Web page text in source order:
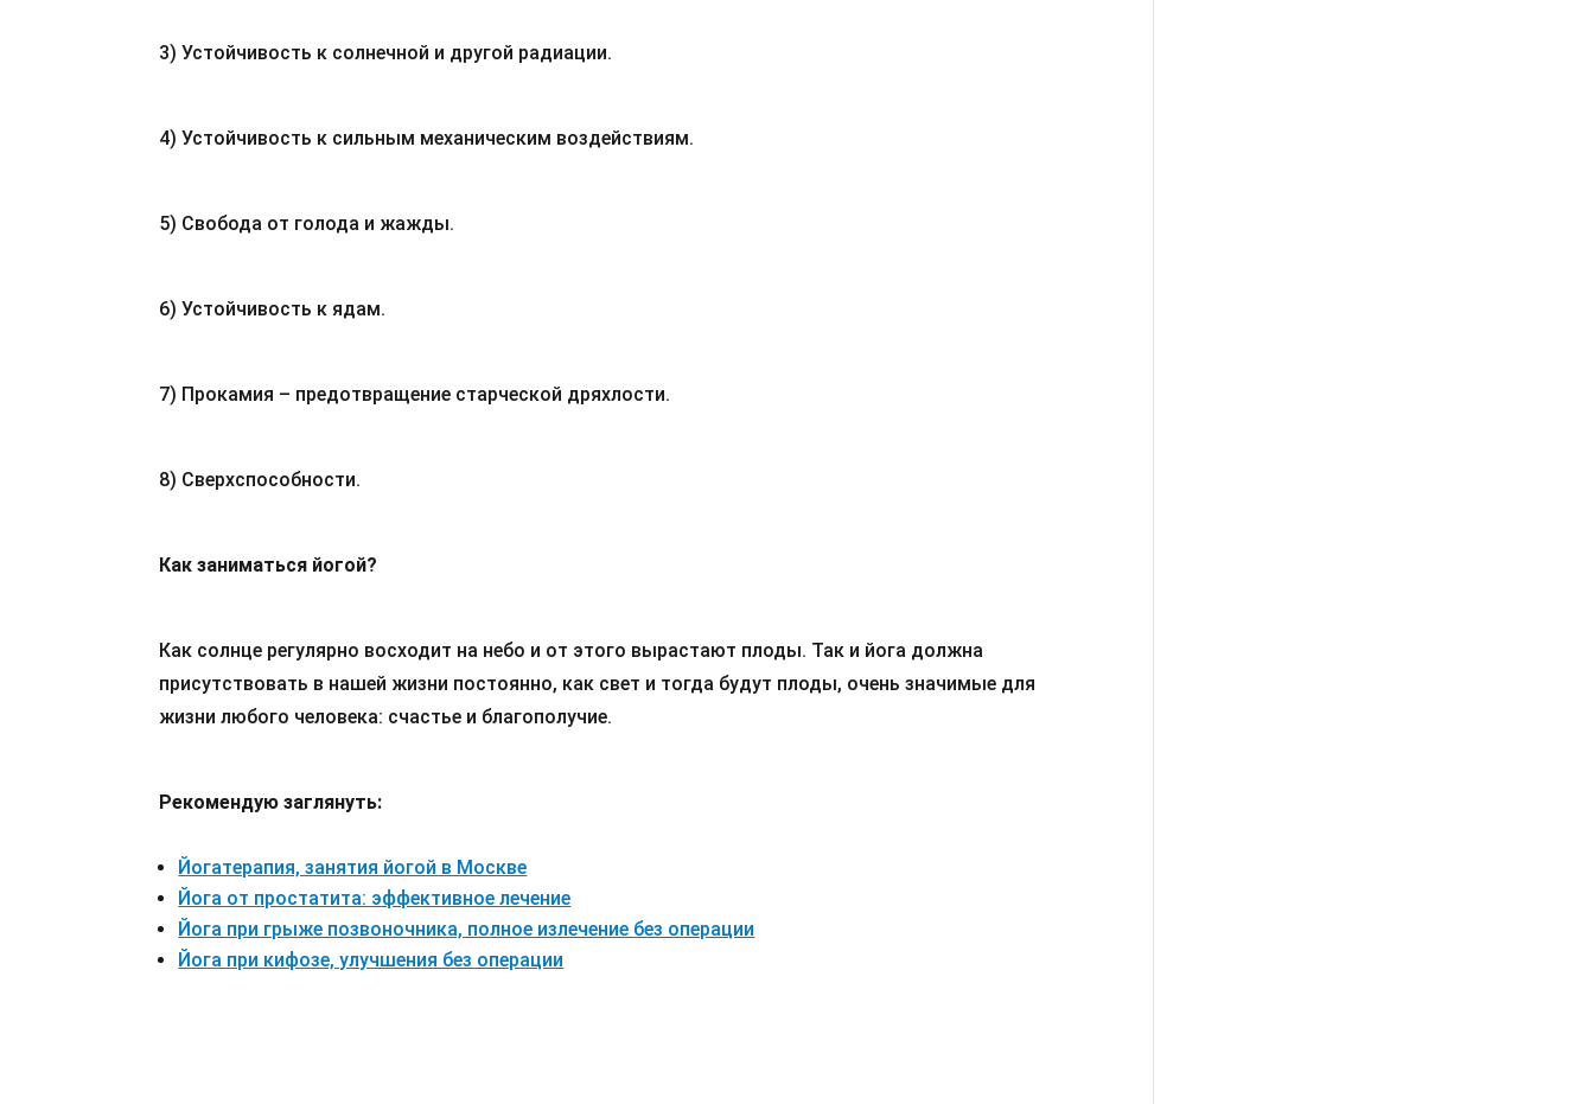
3) Устойчивость к солнечной и другой радиации.
4) Устойчивость к сильным механическим воздействиям.
5) Свобода от голода и жажды.
6) Устойчивость к ядам.
7) Прокамия – предотвращение старческой дряхлости.
8) Сверхспособности.
Как заниматься йогой?
Как солнце регулярно восходит на небо и от этого вырастают плоды. Так и йога должна
присутствовать в нашей жизни постоянно, как свет и тогда будут плоды, очень значимые для
жизни любого человека: счастье и благополучие.
Рекомендую заглянуть:
Йогатерапия, занятия йогой в Москве
Йога от простатита: эффективное лечение
Йога при грыже позвоночника, полное излечение без операции
Йога при кифозе, улучшения без операции